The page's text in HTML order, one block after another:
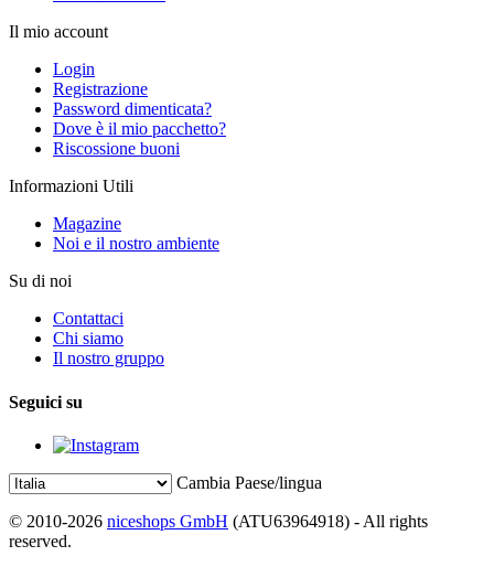
Il mio account
Login
Registrazione
Password dimenticata?
Dove è il mio pacchetto?
Riscossione buoni
Informazioni Utili
Magazine
Noi e il nostro ambiente
Su di noi
Contattaci
Chi siamo
Il nostro gruppo
Seguici su
Cambia Paese/lingua
© 2010-2026 niceshops GmbH (ATU63964918) - All rights
reserved.